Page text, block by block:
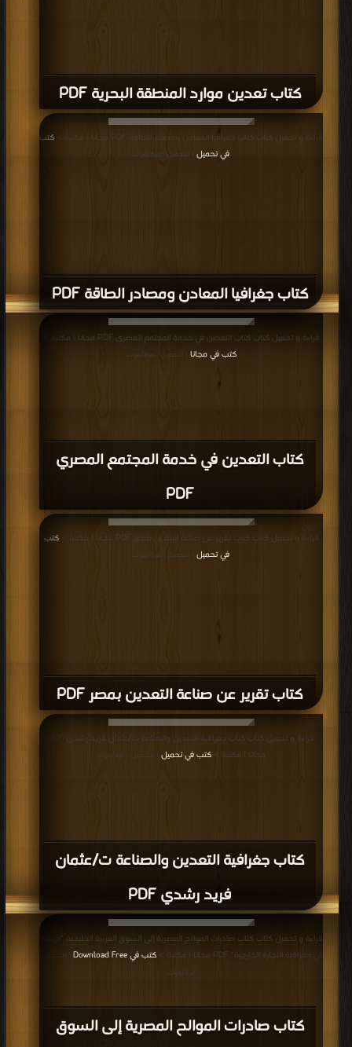
كتاب تعدين موارد المنطقة البحرية PDF
كتاب جغرافيا المعادن ومصادر الطاقة PDF
قراءة و تحميل كتاب كتاب جغرافيا المعادن ومصادر الطاقة PDF مجانا | مكتبة >
كتب
في تحميل
| التحميل : مرة/مرات
كتاب التعدين في خدمة المجتمع المصري
PDF
قراءة و تحميل كتاب كتاب التعدين في خدمة المجتمع المصري PDF مجانا | مكتبة >
كتب في مجانا | التحميل : مرة/مرات
كتاب تقرير عن صناعة التعدين بمصر PDF
قراءة و تحميل كتاب كتاب تقرير عن صناعة التعدين بمصر PDF مجانا | مكتبة >
كتب
في تحميل
| التحميل : مرة/مرات
كتاب جغرافية التعدين والصناعة ت/عثمان
فريد رشدي PDF
مجانا | مكتبة >كتب في تحميل | التحميل : مرة/مرات
كتاب صادرات الموالح المصرية إلى السوق
قراءة و تحميل كتاب كتاب صادرات الموالح المصرية إلى السوق العربية الخليجية "دراسة
في جغرافية التجارة الخارجية" PDF مجانا | مكتبة >
كتب في Download Free
مرة/مرات